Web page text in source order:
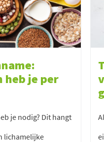
je per
je nodig? Dit hangt
lichamelijke